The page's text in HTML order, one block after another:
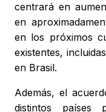
centrará en
en
en los próximos
existentes,
en Brasil.
Además, el
distintos